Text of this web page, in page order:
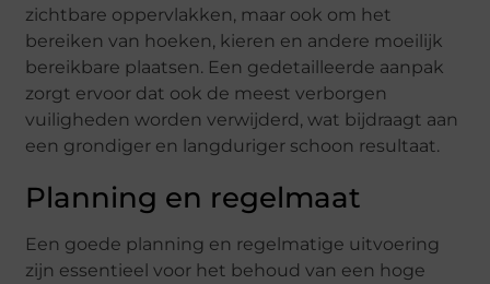
zichtbare oppervlakken, maar ook om het
bereiken van hoeken, kieren en andere moeilijk
bereikbare plaatsen. Een gedetailleerde aanpak
zorgt ervoor dat ook de meest verborgen
vuiligheden worden verwijderd, wat bijdraagt aan
een grondiger en langduriger schoon resultaat.
Planning en regelmaat
Een goede planning en regelmatige uitvoering
zijn essentieel voor het behoud van een hoge